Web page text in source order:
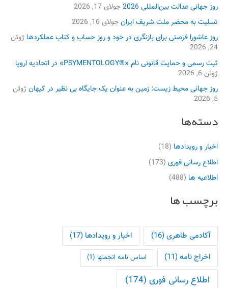
روز جهانی عدالت بین‌المللی 2026
جولای 17, 2026
تسلیت به محضر ملت شریف ایرانجولای 16, 2026
روز عاشورا فرصتی برای بازنگری در خود و روز حساب و کتاب عملکردها ژوئن
24, 2026
ثبت رسمی و حمایت قانونی نام «®PSYMENTOLOGY» در اتحادیه اروپا
ژوئن 6, 2026
روز جهانی محیط زیست: زمین به عنوان یک جایگاه بی نظیر در کیهان ژوئن
5, 2026
دسته‌ها
اخبار و رویدادها (18)
اطلاع رسانی فوری (173)
اطلاعیه ها (488)
برچسب ها
آکادمی طاهری(16) اخبار و رویدادها (17)
اخراج نامه(11) اساس نامه انجمنها (1)
اطلاع رسانی فوری (174)